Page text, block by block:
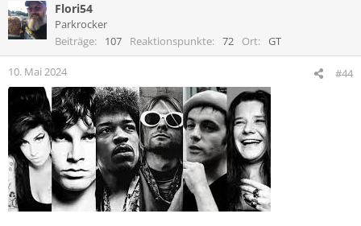
Flori54
Parkrocker
Beiträge
107 Reaktionspunkte 72 Ort GT
10. Mai 2024 #44